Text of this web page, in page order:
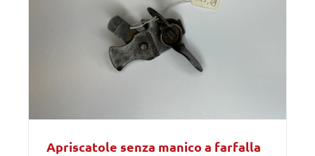
Apriscatole senza manico a farfalla